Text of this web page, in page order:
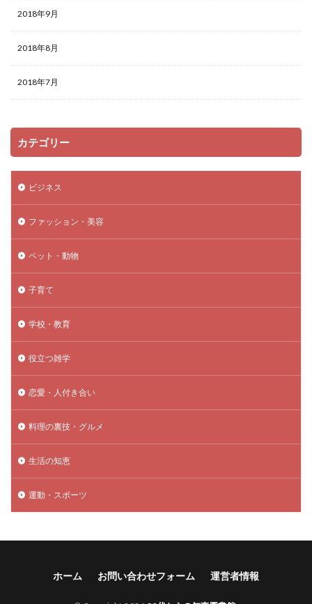
2018年9月
2018年8月
2018年7月
カテゴリー
ビジネス
ファッション・美容
ペット・動物
子育て
学校・教育
役立つ雑学
恋愛・人付き合い
料理の裏技・グルメ
生活の知恵
運動・スポーツ
ホーム お問い合わせフォーム 運営者情報